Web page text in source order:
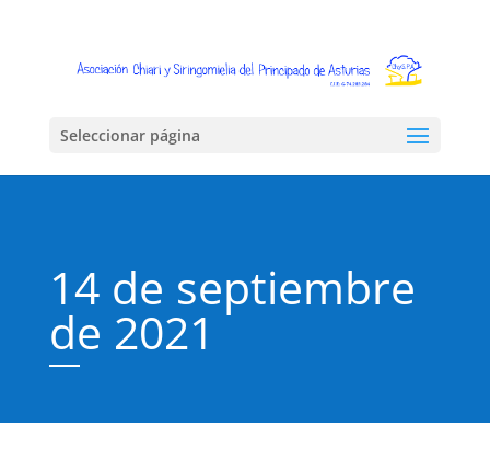
Seleccionar página
14 de septiembre
de 2021